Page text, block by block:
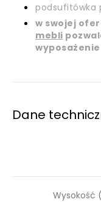
podsufitówka
w swojej
mebli
Dane
Wysokość